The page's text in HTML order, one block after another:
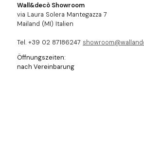
Wall&decò Showroom
via Laura Solera Mantegazza 7
Mailand (MI) Italien
Tel. +39 02 87186247
Öffnungszeiten:
nach Vereinbarung